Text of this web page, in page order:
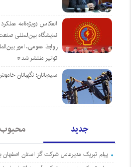
انعکاس (ویژه‌نامه
نمایشگاه بین‌المللی
روابط عمومی، امور
توانیر منتشر شد*
سیم‌بانان؛ نگهبانان
جدید محبوب
پیام تبریک مدیرعامل شرکت گاز استان اصفهان به مناسبت ۱۷